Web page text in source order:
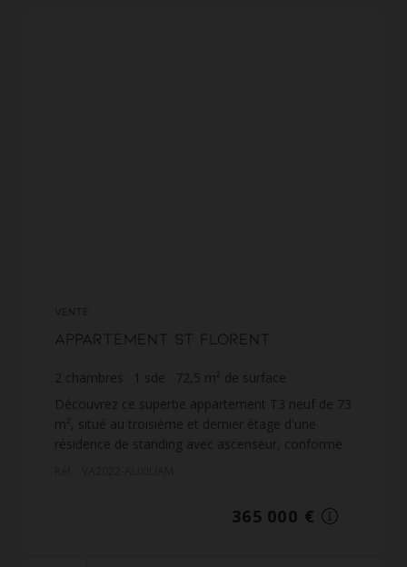
VENTE
Appartement St Florent
2 chambres 1 sde 72,5 m² de surface
prix / m²
Découvrez ce superbe appartement T3 neuf de 73
m², situé au troisième et dernier étage d'une
résidence de standing avec ascenseur, conforme
365 000 €